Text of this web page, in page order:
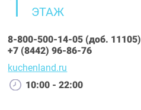
ЭТАЖ
8-800-500-14-05 (доб. 11105)
+7 (8442) 96-86-76
kuchenland.ru
10:00 - 22:00